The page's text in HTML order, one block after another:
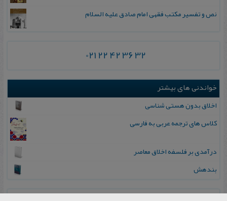
نص و تفسیر مکتب فقهی امام صادق علیه السلام
021 22 42 36 32
خواندنی های بیشتر
اخلاق بدون هستی‌ شناسی
کلاس های ترجمه عربی به فارسی
درآمدی بر فلسفه اخلاق معاصر
بندهش